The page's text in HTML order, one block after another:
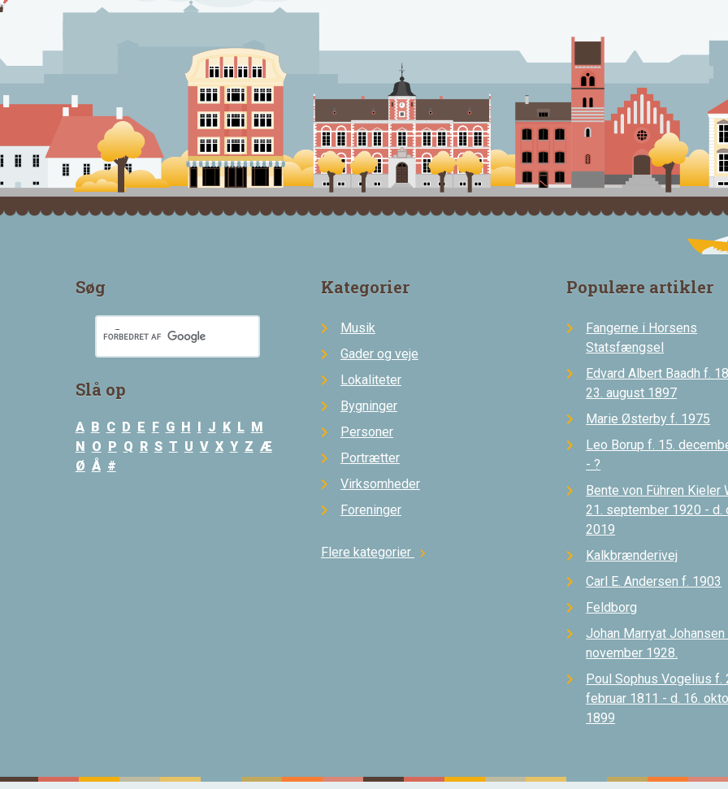
Søg
Slå op
A B C D E F G H I J K L M
N O P Q R S T U V X Y Z Æ
Ø Å #
Kategorier
Musik
Gader og veje
Lokaliteter
Bygninger
Personer
Portrætter
Virksomheder
Foreninger
Flere kategorier chevron_right
Populære artikler
Fangerne i Horsens
Statsfængsel
Edvard Albert Baadh f.
23. august 1897
Marie Østerby f. 1975
Leo Borup f. 15.
- ?
Bente von Führen Kieler
21. september 1920 - d.
2019
Kalkbrænderivej
Carl E. Andersen f. 1903
Feldborg
Johan Marryat Johansen
november 1928.
Poul Sophus Vogelius f.
februar 1811 - d. 16.
1899